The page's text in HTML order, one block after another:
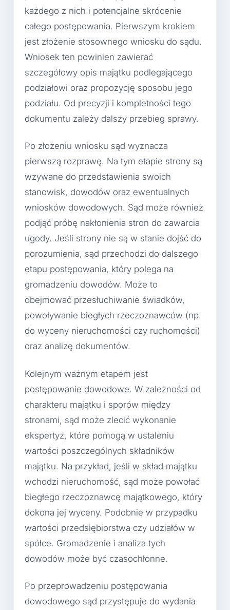
każdego z nich i potencjalne skrócenie
całego postępowania. Pierwszym krokiem
jest złożenie stosownego wniosku do sądu.
Wniosek ten powinien zawierać
szczegółowy opis majątku podlegającego
podziałowi oraz propozycję sposobu jego
podziału. Od precyzji i kompletności tego
dokumentu zależy dalszy przebieg sprawy.
Po złożeniu wniosku sąd wyznacza
pierwszą rozprawę. Na tym etapie strony są
wzywane do przedstawienia swoich
stanowisk, dowodów oraz ewentualnych
wniosków dowodowych. Sąd może również
podjąć próbę nakłonienia stron do zawarcia
ugody. Jeśli strony nie są w stanie dojść do
porozumienia, sąd przechodzi do dalszego
etapu postępowania, który polega na
gromadzeniu dowodów. Może to
obejmować przesłuchiwanie świadków,
powoływanie biegłych rzeczoznawców (np.
do wyceny nieruchomości czy ruchomości)
oraz analizę dokumentów.
Kolejnym ważnym etapem jest
postępowanie dowodowe. W zależności od
charakteru majątku i sporów między
stronami, sąd może zlecić wykonanie
ekspertyz, które pomogą w ustaleniu
wartości poszczególnych składników
majątku. Na przykład, jeśli w skład majątku
wchodzi nieruchomość, sąd może powołać
biegłego rzeczoznawcę majątkowego, który
dokona jej wyceny. Podobnie w przypadku
wartości przedsiębiorstwa czy udziałów w
spółce. Gromadzenie i analiza tych
dowodów może być czasochłonne.
Po przeprowadzeniu postępowania
dowodowego sąd przystępuje do wydania